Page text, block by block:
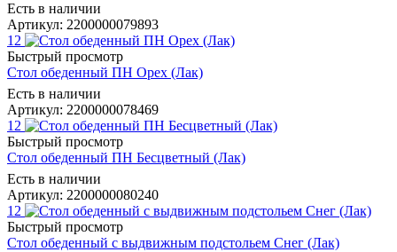
Есть в наличии
Артикул: 2200000079893
12
Быстрый просмотр
Стол обеденный ПН Орех (Лак)
Есть в наличии
Артикул: 2200000078469
12
Быстрый просмотр
Стол обеденный ПН Бесцветный (Лак)
Есть в наличии
Артикул: 2200000080240
12
Быстрый просмотр
Стол обеденный с выдвижным подстольем Снег (Лак)